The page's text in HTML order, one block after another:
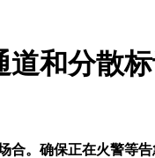
道和分散
。确保正在火警等告